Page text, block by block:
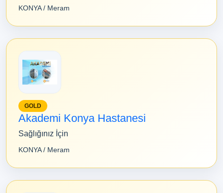
KONYA / Meram
GOLD
Akademi Konya Hastanesi
Sağlığınız İçin
KONYA / Meram